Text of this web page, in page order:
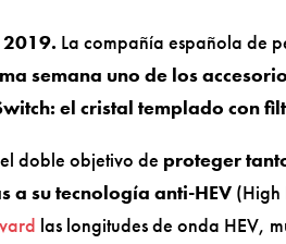
2019. La compañía española de
semana uno de los
el cristal templado con
doble objetivo de proteger
a su tecnología anti-HEV (High
las longitudes de onda HEV,